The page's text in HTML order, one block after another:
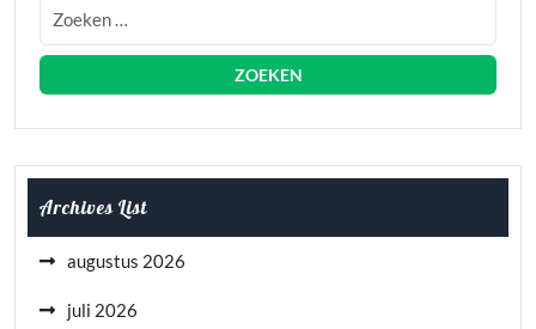
Archives List
augustus 2026
juli 2026